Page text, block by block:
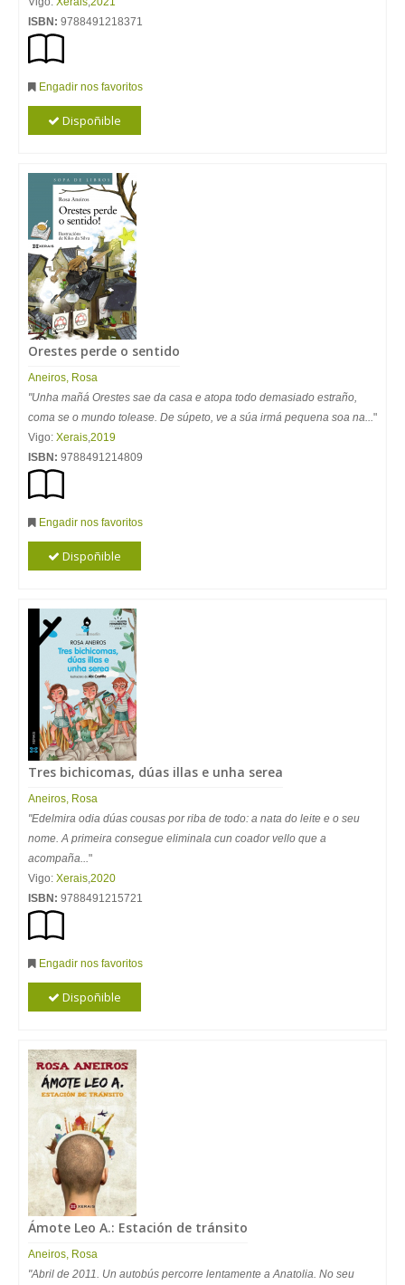
ISBN: 9788491218371
Engadir nos favoritos
Dispoñible
Orestes perde o sentido
Aneiros, Rosa
"Unha mañá Orestes sae da casa e atopa todo demasiado estraño,
coma se o mundo tolease. De súpeto, ve a súa irmá pequena soa na..."
Vigo: Xerais,2019
ISBN: 9788491214809
Engadir nos favoritos
Dispoñible
Tres bichicomas, dúas illas e unha serea
Aneiros, Rosa
"Edelmira odia dúas cousas por riba de todo: a nata do leite e o seu
nome. A primeira consegue eliminala cun coador vello que a
acompaña..."
Vigo: Xerais,2020
ISBN: 9788491215721
Engadir nos favoritos
Dispoñible
Ámote Leo A.: Estación de tránsito
Aneiros, Rosa
"Abril de 2011. Un autobús percorre lentamente a Anatolia. No seu